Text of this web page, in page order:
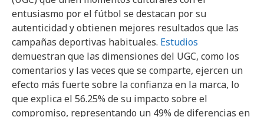
entusiasmo por el fútbol se destacan por su
autenticidad y obtienen mejores resultados que las
campañas deportivas habituales. Estudios
demuestran que las dimensiones del UGC, como los
comentarios y las veces que se comparte, ejercen un
efecto más fuerte sobre la confianza en la marca, lo
que explica el 56.25% de su impacto sobre el
compromiso, representando un 49% de diferencias en